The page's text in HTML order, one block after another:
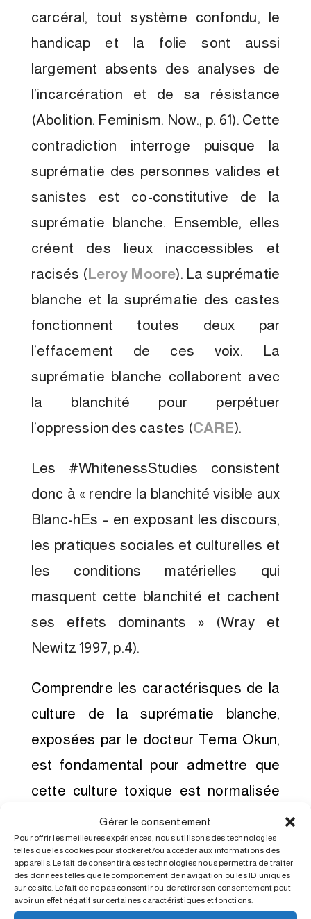
Gérer le consentement
Pour offrir les meilleures expériences, nous utilisons des technologies
telles que les cookies pour stocker et/ou accéder aux informations des
appareils. Le fait de consentir à ces technologies nous permettra de traiter
des données telles que le comportement de navigation ou les ID uniques
sur ce site. Le fait de ne pas consentir ou de retirer son consentement peut
avoir un effet négatif sur certaines caractéristiques et fonctions.
carcéral, tout système confondu, le
handicap et la folie sont aussi
largement absents des analyses de
l’incarcération et de sa résistance
(Abolition. Feminism. Now., p. 61). Cette
contradiction interroge puisque la
suprématie des personnes valides et
sanistes est co-constitutive de la
suprématie blanche. Ensemble, elles
créent des lieux inaccessibles et
racisés (Leroy Moore). La suprématie
blanche et la suprématie des castes
fonctionnent toutes deux par
l’effacement de ces voix. La
suprématie blanche collaborent avec
la blanchité pour perpétuer
l’oppression des castes (CARE).
Les #WhitenessStudies consistent
donc à « rendre la blanchité visible aux
Blanc-hEs – en exposant les discours,
les pratiques sociales et culturelles et
les conditions matérielles qui
masquent cette blanchité et cachent
ses effets dominants » (Wray et
Newitz 1997, p.4).
Comprendre les caractérisques de la
culture de la suprématie blanche,
exposées par le docteur Tema Okun,
est fondamental pour admettre que
cette culture toxique est normalisée
et omniprésente dans les institutions,
le milieu universitaire, les mouvements
sociaux, nos relations quotidiennes…
Lorsque cette culture est normalisée,